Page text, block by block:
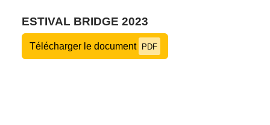
ESTIVAL BRIDGE 2023
Télécharger le document PDF